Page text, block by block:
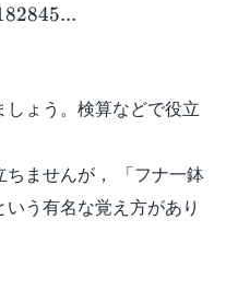
ょう。検算などで役立
ませんが， 「フナ一鉢
う有名な覚え方があり